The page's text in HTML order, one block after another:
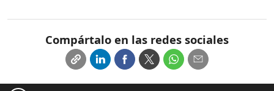
Compártalo en las redes sociales